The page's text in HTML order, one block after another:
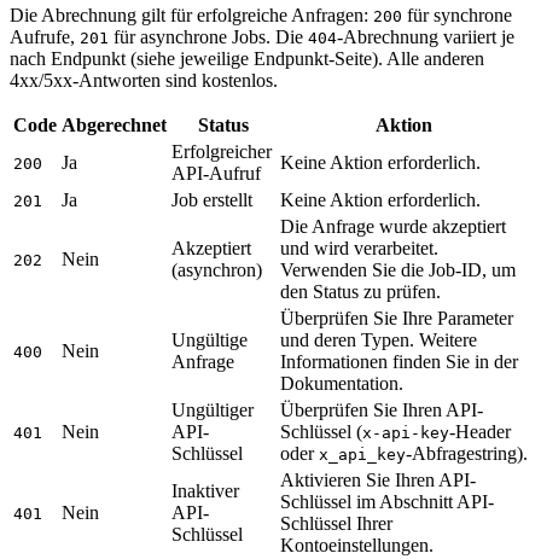
Die Abrechnung gilt für erfolgreiche Anfragen: 200 für synchrone
Aufrufe, 201 für asynchrone Jobs. Die 404-Abrechnung variiert je
nach Endpunkt (siehe jeweilige Endpunkt-Seite). Alle anderen
4xx/5xx-Antworten sind kostenlos.
Code Abgerechnet Status Aktion
200 Ja
Erfolgreicher
API-Aufruf
Keine Aktion erforderlich.
201 Ja Job erstellt Keine Aktion erforderlich.
202 Nein
Akzeptiert
(asynchron)
Die Anfrage wurde akzeptiert
und wird verarbeitet.
Verwenden Sie die Job-ID, um
den Status zu prüfen.
400 Nein
Ungültige
Anfrage
Überprüfen Sie Ihre Parameter
und deren Typen. Weitere
Informationen finden Sie in der
Dokumentation.
401 Nein
Ungültiger
API-
Schlüssel
Überprüfen Sie Ihren API-
Schlüssel (x-api-key-Header
oder x_api_key-Abfragestring).
401 Nein
Inaktiver
API-
Schlüssel
Aktivieren Sie Ihren API-
Schlüssel im Abschnitt API-
Schlüssel Ihrer
Kontoeinstellungen.